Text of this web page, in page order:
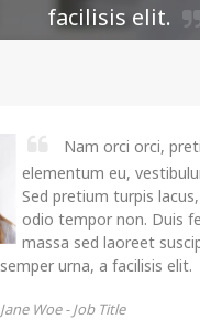
facilisis elit.
Nam orci orci,
elementum eu,
Sed pretium turpis
odio tempor non. Duis
massa sed laoreet
semper urna, a facilisis elit.
Jane Woe -Job Title